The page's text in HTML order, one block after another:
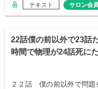
テキスト サロン会
22話僕の前以外で23話
時間で物理が24話死に
２２話 僕の前以外で問